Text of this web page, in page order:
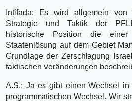
Intifada: Es wird allgemein von
Strategie und Taktik der
historische Position die einer
Staatenlösung auf dem Gebiet
Grundlage der Zerschlagung
taktischen Veränderungen
A.S.: Ja es gibt einen Wechsel in
programmatischen Wechsel. Wir